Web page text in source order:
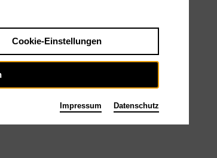
Cookie-Einstellungen
Impressum Datenschutz